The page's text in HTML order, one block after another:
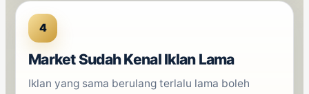
4
Market Sudah Kenal Iklan Lama
Iklan yang sama berulang terlalu lama boleh